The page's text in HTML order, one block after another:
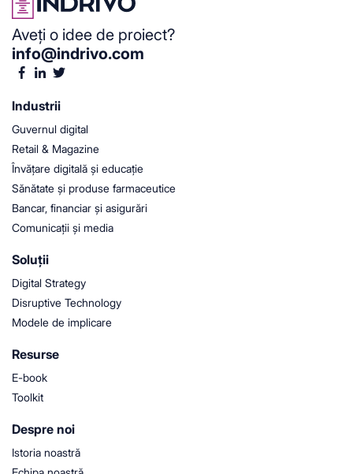
Aveți o idee de proiect?
info@indrivo.com
Industrii
Guvernul digital
Retail & Magazine
Învățare digitală și educație
Sănătate și produse farmaceutice
Bancar, financiar și asigurări
Comunicații și media
Soluții
Digital Strategy
Disruptive Technology
Modele de implicare
Resurse
E-book
Toolkit
Despre noi
Istoria noastră